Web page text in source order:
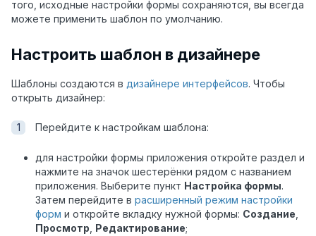
того, исходные настройки формы сохраняются, вы всегда
можете применить шаблон по умолчанию.
Настроить шаблон в дизайнере
Шаблоны создаются в дизайнере интерфейсов. Чтобы
открыть дизайнер:
Перейдите к настройкам шаблона:
для настройки формы приложения откройте раздел и
нажмите на значок шестерёнки рядом с названием
приложения. Выберите пункт Настройка формы.
Затем перейдите в расширенный режим настройки
форм и откройте вкладку нужной формы: Создание
Просмотр Редактирование;